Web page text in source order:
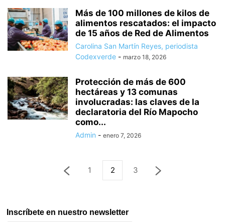
Más de 100 millones de kilos de
alimentos rescatados: el impacto
de 15 años de Red de Alimentos
Carolina San Martín Reyes, periodista
Codexverde - marzo 18, 2026
Protección de más de 600
hectáreas y 13 comunas
involucradas: las claves de la
declaratoria del Río Mapocho
como...
Admin - enero 7, 2026
1 2 3
Inscríbete en nuestro newsletter